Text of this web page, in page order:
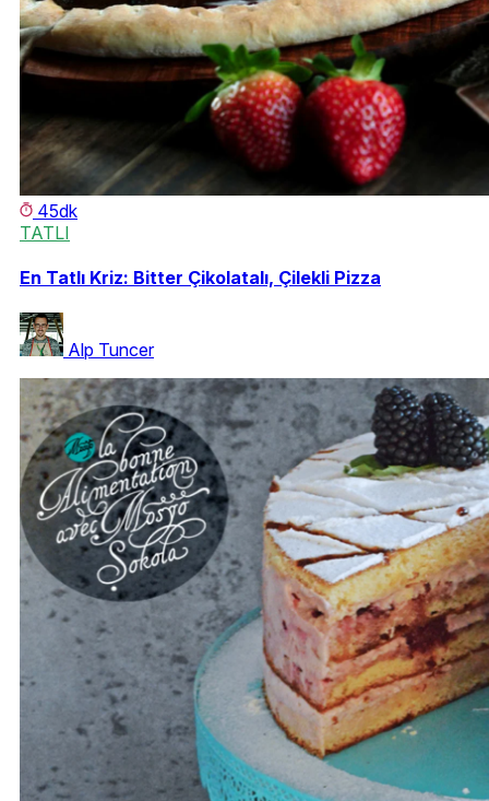
45dk
TATLI
En Tatlı Kriz: Bitter Çikolatalı, Çilekli Pizza
Alp Tuncer